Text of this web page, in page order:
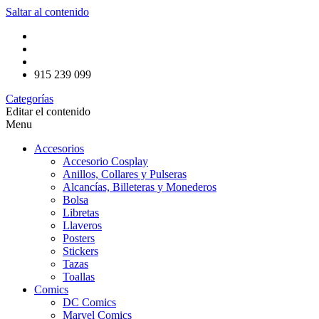
Saltar al contenido
915 239 099
Categorías
Editar el contenido
Menu
Accesorios
Accesorio Cosplay
Anillos, Collares y Pulseras
Alcancías, Billeteras y Monederos
Bolsa
Libretas
Llaveros
Posters
Stickers
Tazas
Toallas
Comics
DC Comics
Marvel Comics